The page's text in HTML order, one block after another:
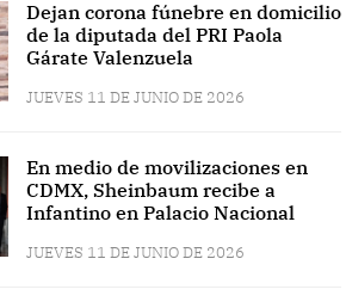
Dejan corona fúnebre en domicilio
de la diputada del PRI Paola
Gárate Valenzuela
JUEVES 11 DE JUNIO DE 2026
En medio de movilizaciones en
CDMX, Sheinbaum recibe a
Infantino en Palacio Nacional
JUEVES 11 DE JUNIO DE 2026